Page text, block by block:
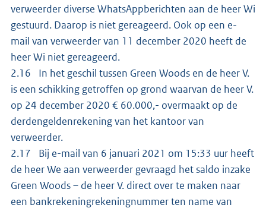
verweerder diverse WhatsAppberichten aan de heer Wi
gestuurd. Daarop is niet gereageerd. Ook op een e-
mail van verweerder van 11 december 2020 heeft de
heer Wi niet gereageerd.
2.16 In het geschil tussen Green Woods en de heer V.
is een schikking getroffen op grond waarvan de heer V.
op 24 december 2020 € 60.000,- overmaakt op de
derdengeldenrekening van het kantoor van
verweerder.
2.17 Bij e-mail van 6 januari 2021 om 15:33 uur heeft
de heer We aan verweerder gevraagd het saldo inzake
Green Woods – de heer V. direct over te maken naar
een bankrekeningrekeningnummer ten name van